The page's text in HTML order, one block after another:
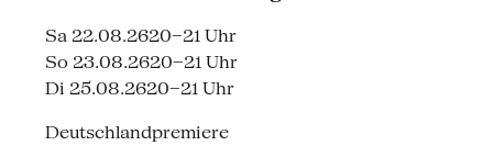
Sa 22.08.2620–21 Uhr
So 23.08.2620–21 Uhr
Di 25.08.2620–21 Uhr
Deutschlandpremiere